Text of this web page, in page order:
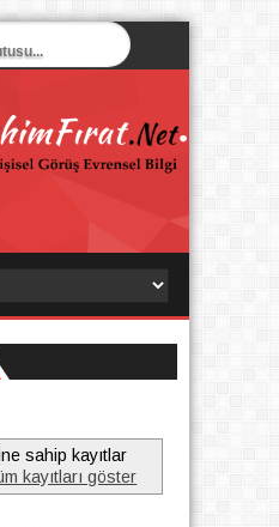
sahip kayıtlar
kayıtları göster